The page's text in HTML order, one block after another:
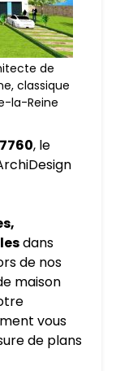
de
classique
la-Reine
, le
dans
de nos
maison
vous
de plans